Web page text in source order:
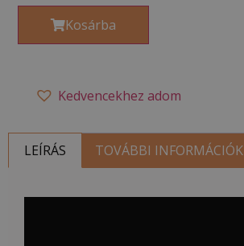
Kosárba
Kedvencekhez adom
LEÍRÁS TOVÁBBI INFORMÁCIÓK